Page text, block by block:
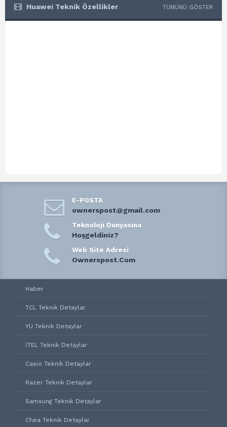
Huawei Teknik Özellikler TÜMÜNÜ GÖSTER
E-POSTA
ownerspost@gmail.com
Teknoloji Dunyasına
Hoşgeldiniz?
Web Site Adresi
Ownerspost.Com
Haber
TCL Teknik Detaylar
YU Teknik Detaylar
İTEL Teknik Detaylar
Casio Teknik Detaylar
Razer Teknik Detaylar
Samsung Teknik Detaylar
Chea Teknik Detaylar